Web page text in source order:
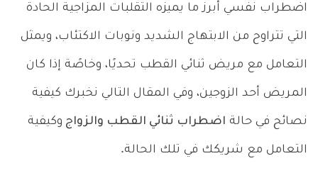
اضطراب نفسي أبرز ما يميزه التقلبات المزاجية الحادة
التي تتراوح من الابتهاج الشديد ونوبات الاكتئاب، ويمثل
التعامل مع مريض ثنائي القطب تحديًا، وخاصًة إذا كان
المريض أحد الزوجين، وفي المقال التالي نخبرك كيفية
نصائح في حالة اضطراب ثنائي القطب والزواج وكيفية
التعامل مع شريكك في تلك الحالة.